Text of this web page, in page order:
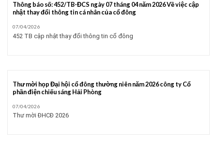
Thông báo số: 452/TB-ĐCS ngày 07 tháng 04 năm 2026 Về việc cập
nhật thay đổi thông tin cá nhân của cổ đông
07/04/2026
452 TB cập nhật thay đổi thông tin cổ đông
Thư mời họp Đại hội cổ đông thường niên năm 2026 công ty Cổ
phần điện chiếu sáng Hải Phòng
07/04/2026
Thư mời ĐHCĐ 2026